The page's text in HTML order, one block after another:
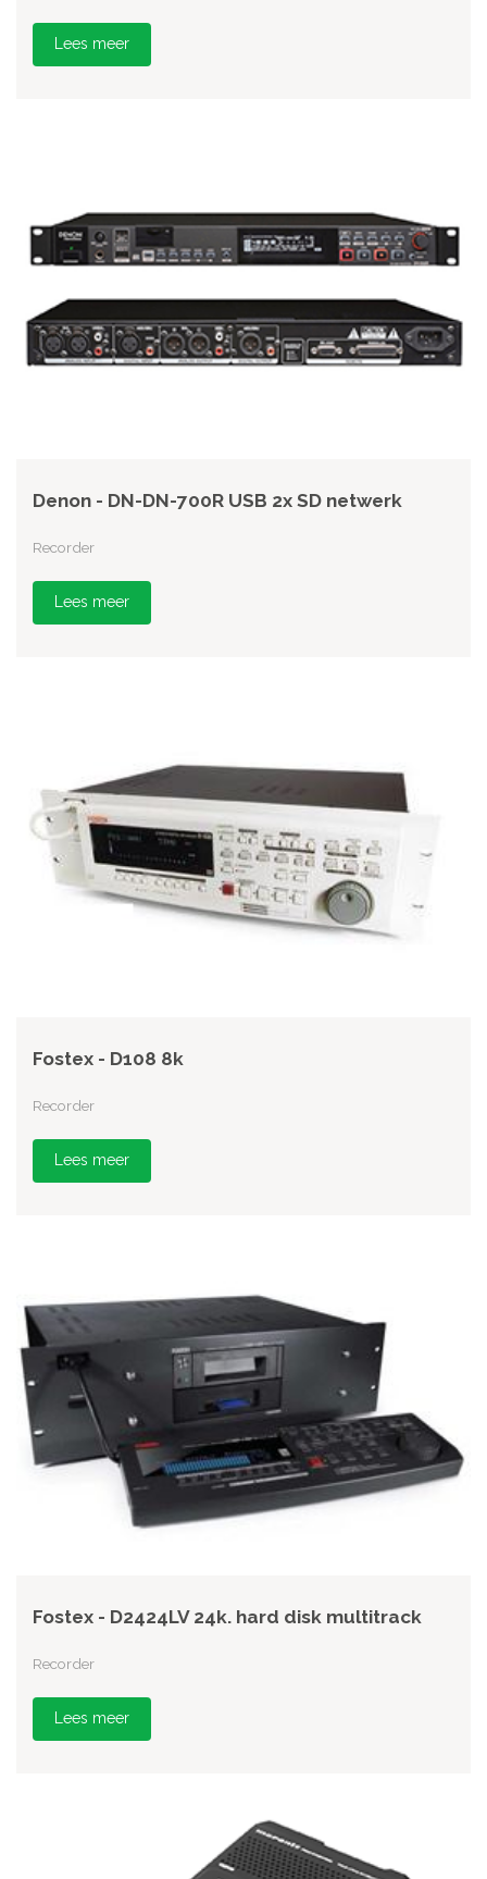
Lees meer
Denon - DN-DN-700R USB 2x SD netwerk
Recorder
Lees meer
Fostex - D108 8k
Recorder
Lees meer
Fostex - D2424LV 24k. hard disk multitrack
Recorder
Lees meer